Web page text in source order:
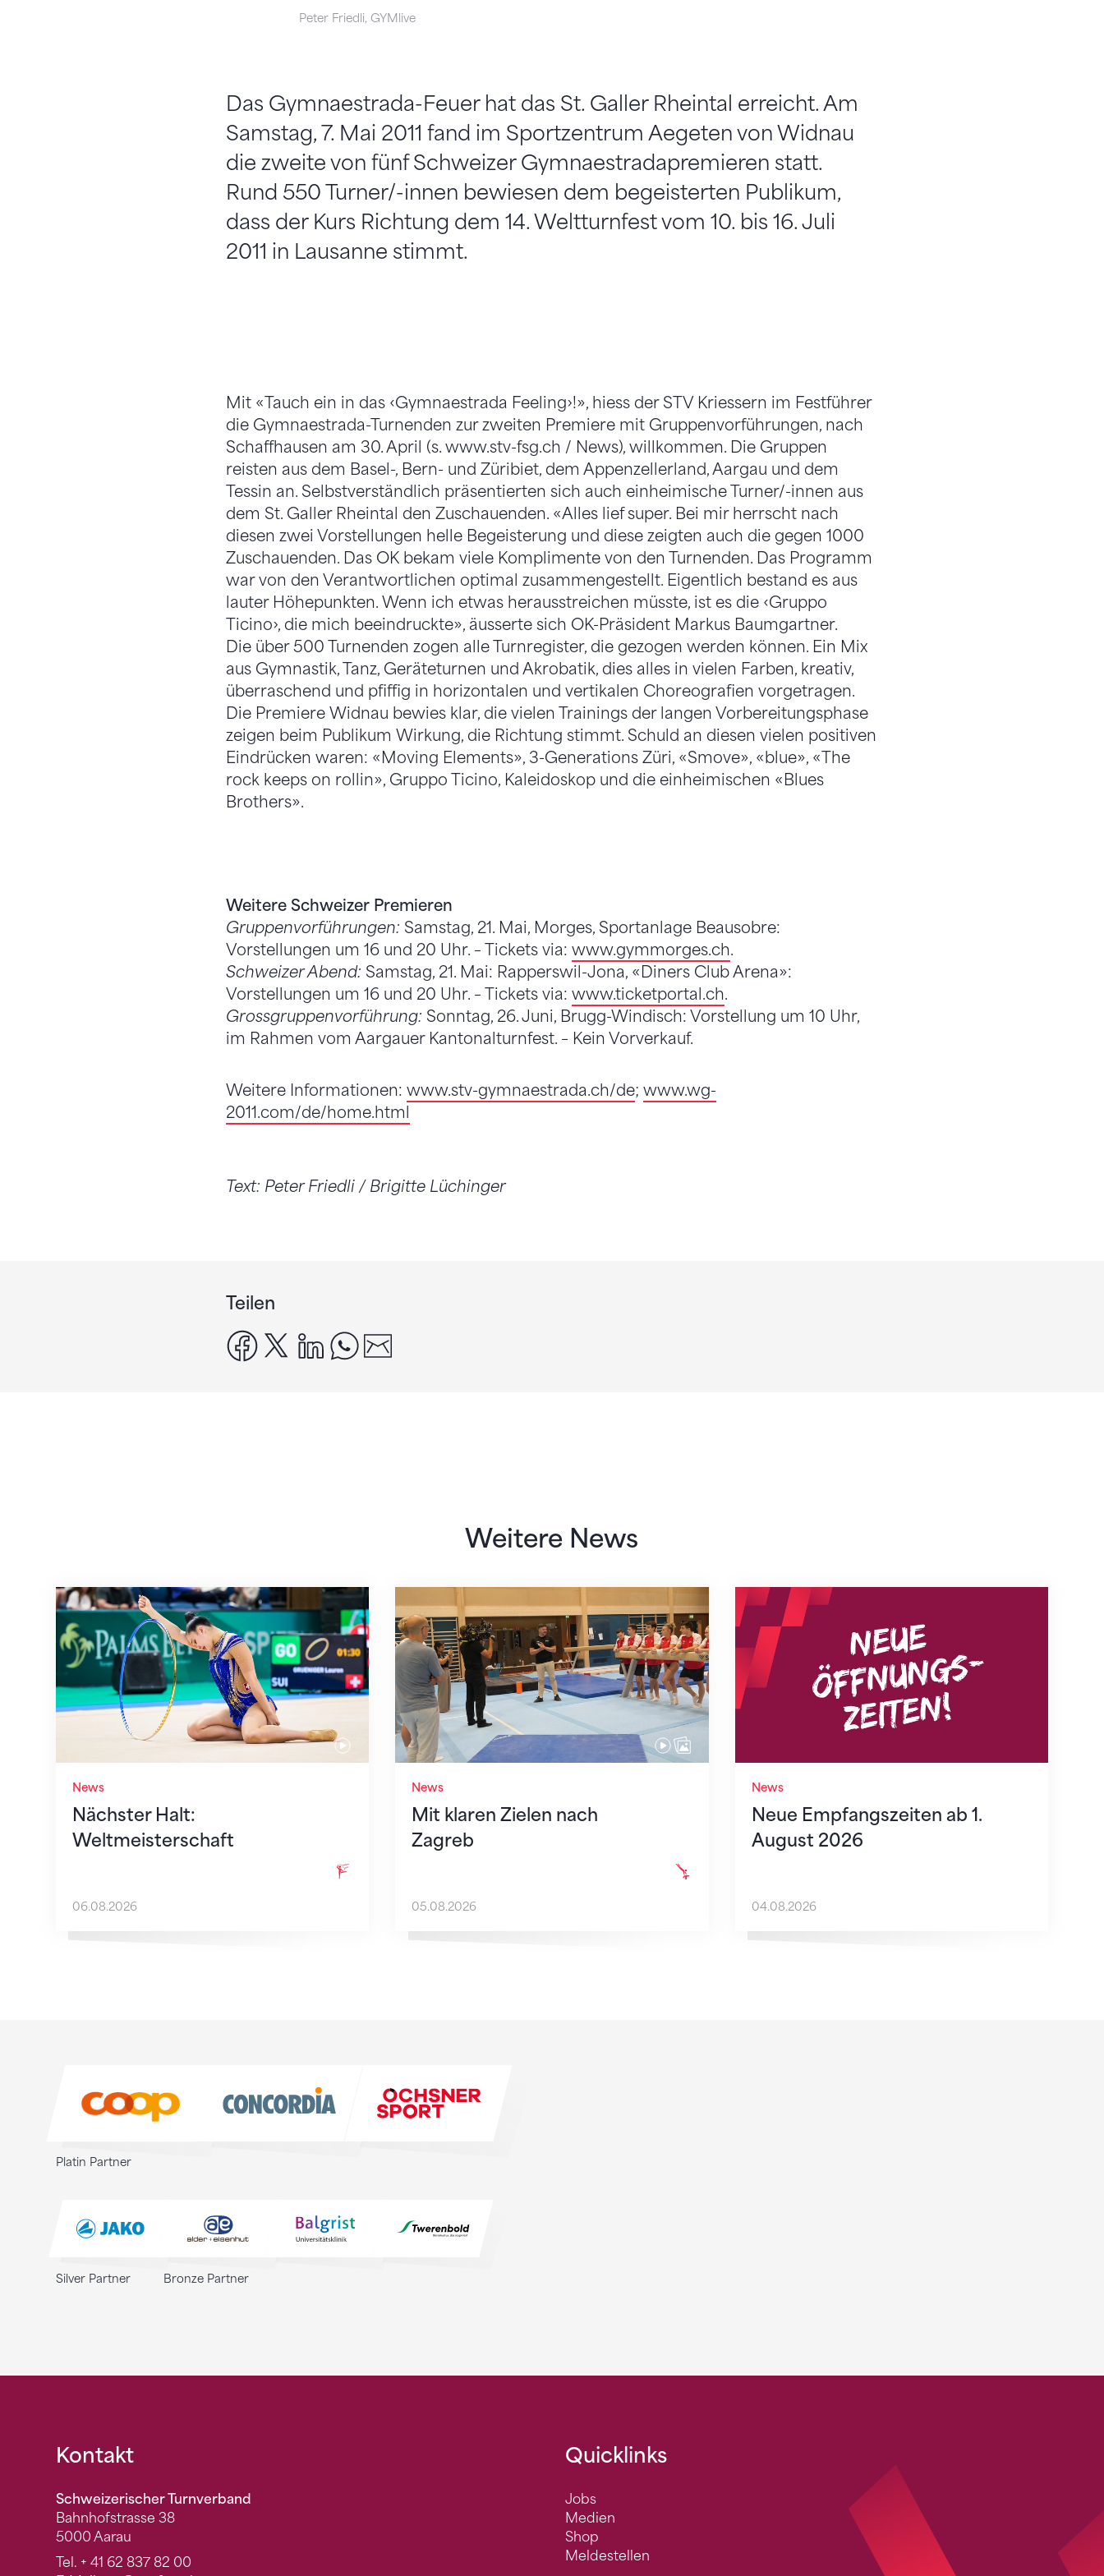
Peter Friedli, GYMlive
Das Gymnaestrada-Feuer hat das St. Galler Rheintal erreicht. Am
Samstag, 7. Mai 2011 fand im Sportzentrum Aegeten von Widnau
die zweite von fünf Schweizer Gymnaestradapremieren statt.
Rund 550 Turner/-innen bewiesen dem begeisterten Publikum,
dass der Kurs Richtung dem 14. Weltturnfest vom 10. bis 16. Juli
2011 in Lausanne stimmt.
Mit «Tauch ein in das ‹Gymnaestrada Feeling›!», hiess der STV Kriessern im Festführer
die Gymnaestrada-Turnenden zur zweiten Premiere mit Gruppenvorführungen, nach
Schaffhausen am 30. April (s. www.stv-fsg.ch / News), willkommen. Die Gruppen
reisten aus dem Basel-, Bern- und Züribiet, dem Appenzellerland, Aargau und dem
Tessin an. Selbstverständlich präsentierten sich auch einheimische Turner/-innen aus
dem St. Galler Rheintal den Zuschauenden. «Alles lief super. Bei mir herrscht nach
diesen zwei Vorstellungen helle Begeisterung und diese zeigten auch die gegen 1000
Zuschauenden. Das OK bekam viele Komplimente von den Turnenden. Das Programm
war von den Verantwortlichen optimal zusammengestellt. Eigentlich bestand es aus
lauter Höhepunkten. Wenn ich etwas herausstreichen müsste, ist es die ‹Gruppo
Ticino›, die mich beeindruckte», äusserte sich OK-Präsident Markus Baumgartner.
Die über 500 Turnenden zogen alle Turnregister, die gezogen werden können. Ein Mix
aus Gymnastik, Tanz, Geräteturnen und Akrobatik, dies alles in vielen Farben, kreativ,
überraschend und pfiffig in horizontalen und vertikalen Choreografien vorgetragen.
Die Premiere Widnau bewies klar, die vielen Trainings der langen Vorbereitungsphase
zeigen beim Publikum Wirkung, die Richtung stimmt. Schuld an diesen vielen positiven
Eindrücken waren: «Moving Elements», 3-Generations Züri, «Smove», «blue», «The
rock keeps on rollin», Gruppo Ticino, Kaleidoskop und die einheimischen «Blues
Brothers».
Weitere Schweizer Premieren
Gruppenvorführungen: Samstag, 21. Mai, Morges, Sportanlage Beausobre:
Vorstellungen um 16 und 20 Uhr. – Tickets via: www.gymmorges.ch.
Schweizer Abend: Samstag, 21. Mai: Rapperswil-Jona, «Diners Club Arena»:
Vorstellungen um 16 und 20 Uhr. – Tickets via: www.ticketportal.ch.
Grossgruppenvorführung: Sonntag, 26. Juni, Brugg-Windisch: Vorstellung um 10 Uhr,
im Rahmen vom Aargauer Kantonalturnfest. – Kein Vorverkauf.
Weitere Informationen: www.stv-gymnaestrada.ch/de; www.wg-
2011.com/de/home.html
Text: Peter Friedli / Brigitte Lüchinger
Teilen
facebook
x linkedinwhatsapp
Weitere News
News
Nächster Halt:
Weltmeisterschaft
Nächster Halt: Weltmeisterschaft
06.08.2026
News
Mit klaren Zielen nach
Zagreb
Mit klaren Zielen nach Zagreb
05.08.2026
News
Neue Empfangszeiten ab 1.
August 2026
Neue Empfangszeiten ab 1. August 2026
04.08.2026
Platin Partner
Silver Partner Bronze Partner
Fusszeile
Kontakt
Schweizerischer Turnverband
Bahnhofstrasse 38
5000 Aarau
Tel. + 41 62 837 82 00
Quicklinks
Jobs
Medien
Shop
Meldestellen